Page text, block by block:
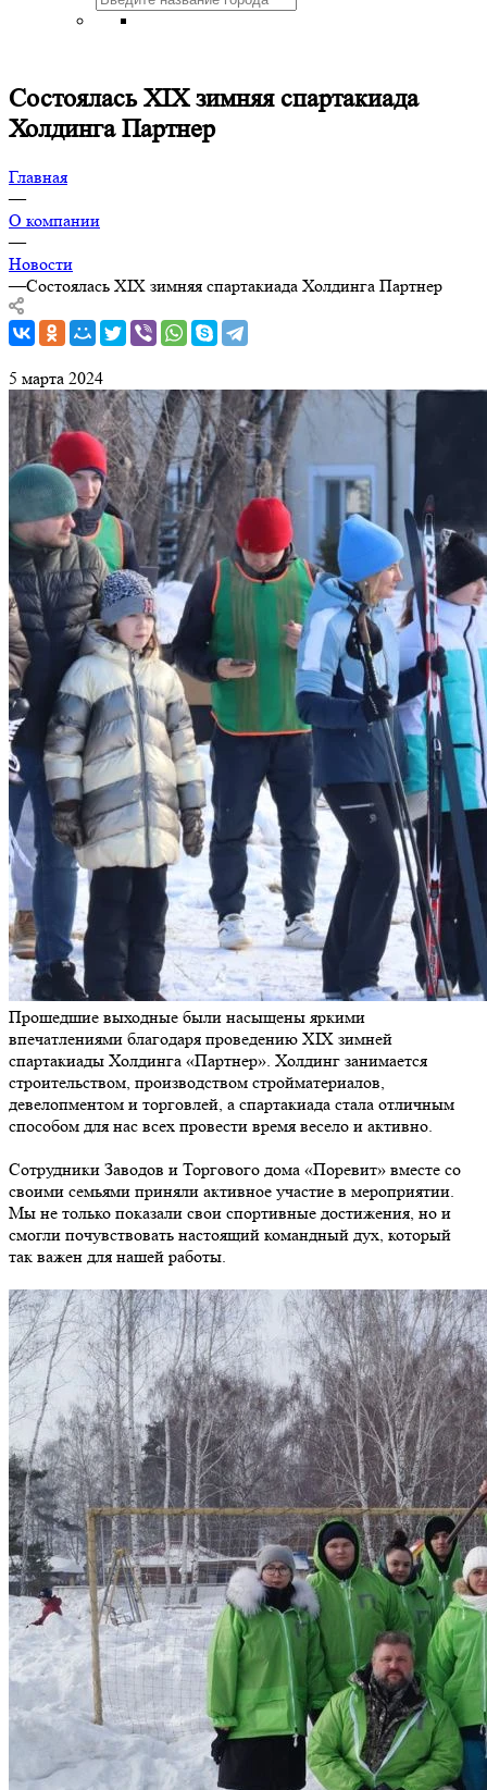
Состоялась ХIХ зимняя спартакиада
Холдинга Партнер
Главная
—
О компании
—
Новости
—Состоялась ХIХ зимняя спартакиада Холдинга Партнер
5 марта 2024
Прошедшие выходные были насыщены яркими
впечатлениями благодаря проведению ХIХ зимней
спартакиады Холдинга «Партнер». Холдинг занимается
строительством, производством стройматериалов,
девелопментом и торговлей, а спартакиада стала отличным
способом для нас всех провести время весело и активно.
Сотрудники Заводов и Торгового дома «Поревит» вместе со
своими семьями приняли активное участие в мероприятии.
Мы не только показали свои спортивные достижения, но и
смогли почувствовать настоящий командный дух, который
так важен для нашей работы.